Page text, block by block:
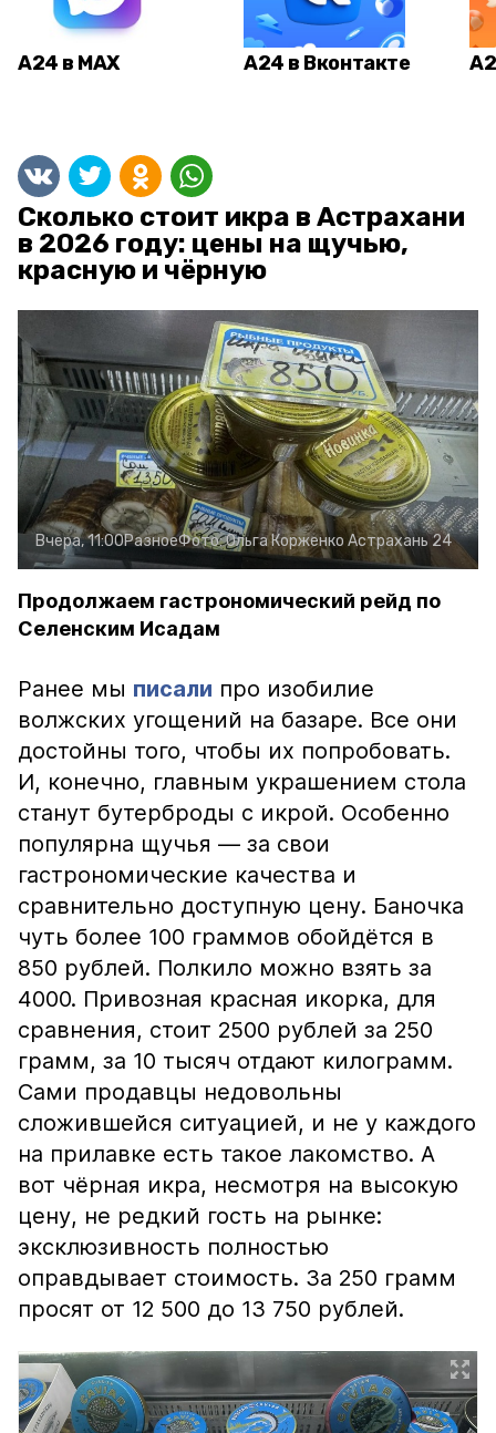
А24 в MAX А24 в Вконтакте
Сколько стоит икра в Астрахани
в 2026 году: цены на щучью,
красную и чёрную
Вчера, 11:00РазноеФото:Ольга Корженко Астрахань 24
Продолжаем гастрономический рейд по
Селенским Исадам
Ранее мы писали про изобилие
волжских угощений на базаре. Все они
достойны того, чтобы их попробовать.
И, конечно, главным украшением стола
станут бутерброды с икрой. Особенно
популярна щучья — за свои
гастрономические качества и
сравнительно доступную цену. Баночка
чуть более 100 граммов обойдётся в
850 рублей. Полкило можно взять за
4000. Привозная красная икорка, для
сравнения, стоит 2500 рублей за 250
грамм, за 10 тысяч отдают килограмм.
Сами продавцы недовольны
сложившейся ситуацией, и не у каждого
на прилавке есть такое лакомство. А
вот чёрная икра, несмотря на высокую
цену, не редкий гость на рынке:
эксклюзивность полностью
оправдывает стоимость. За 250 грамм
просят от 12 500 до 13 750 рублей.